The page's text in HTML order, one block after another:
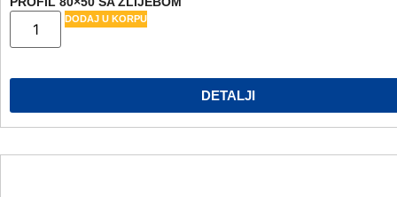
DODAJ U KORPU
DETALJI